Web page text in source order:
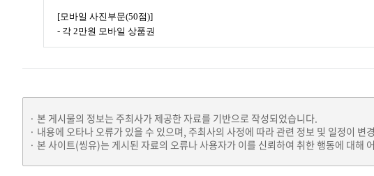
[모바일 사진부문(50점)]
- 각 2만원 모바일 상품권
본 게시물의 정보는 주최사가 제공한 자료를 기반으로 작성되었습니다.
내용에 오타나 오류가 있을 수 있으며, 주최사의 사정에 따라 관련 정보 및 일정이
본 사이트(씽유)는 게시된 자료의 오류나 사용자가 이를 신뢰하여 취한 행동에 대해